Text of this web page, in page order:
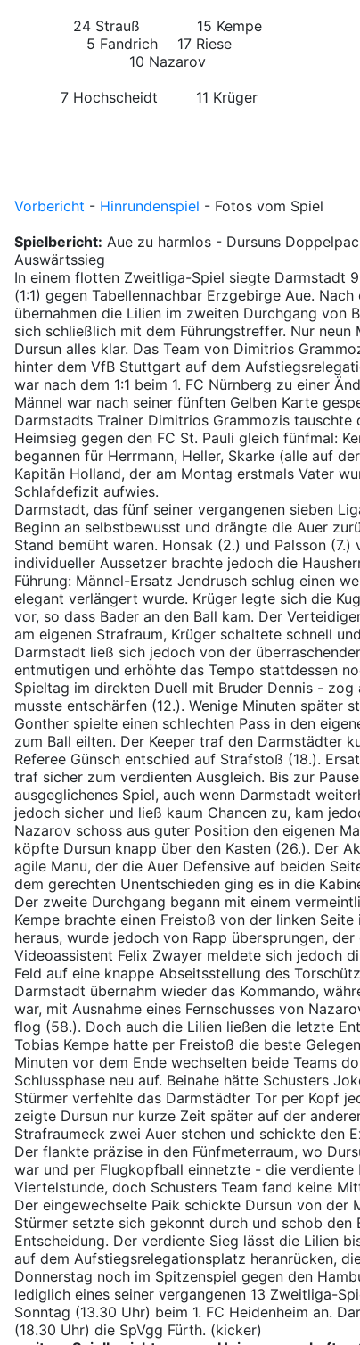
24 Strauß
15 Kempe
5 Fandrich
17 Riese
10 Nazarov
7 Hochscheidt
11 Krüger
Vorbericht - Hinrundenspiel - Fotos vom Spiel
Spielbericht: Aue zu harmlos - Dursuns
Auswärtssieg
In einem flotten Zweitliga-Spiel siegte Darmstadt
(1:1) gegen Tabellennachbar Erzgebirge Aue.
übernahmen die Lilien im zweiten Durchgang von
sich schließlich mit dem Führungstreffer. Nur
Dursun alles klar. Das Team von Dimitrios
hinter dem VfB Stuttgart auf dem
war nach dem 1:1 beim 1. FC Nürnberg zu einer
Männel war nach seiner fünften Gelben Karte
Darmstadts Trainer Dimitrios Grammozis
Heimsieg gegen den FC St. Pauli gleich fünfmal:
begannen für Herrmann, Heller, Skarke (alle auf
Kapitän Holland, der am Montag erstmals Vater
Schlafdefizit aufwies.
Darmstadt, das fünf seiner vergangenen sieben
Beginn an selbstbewusst und drängte die Auer
Stand bemüht waren. Honsak (2.) und Palsson
individueller Aussetzer brachte jedoch die
Führung: Männel-Ersatz Jendrusch schlug einen
elegant verlängert wurde. Krüger legte sich die
vor, so dass Bader an den Ball kam. Der
am eigenen Strafraum, Krüger schaltete schnell
Darmstadt ließ sich jedoch von der
entmutigen und erhöhte das Tempo stattdessen
Spieltag im direkten Duell mit Bruder Dennis -
musste entschärfen (12.). Wenige Minuten später
Gonther spielte einen schlechten Pass in den
zum Ball eilten. Der Keeper traf den Darmstädter
Referee Günsch entschied auf Strafstoß (18.).
traf sicher zum verdienten Ausgleich. Bis zur
ausgeglichenes Spiel, auch wenn Darmstadt
jedoch sicher und ließ kaum Chancen zu, kam
Nazarov schoss aus guter Position den eigenen
köpfte Dursun knapp über den Kasten (26.). Der
agile Manu, der die Auer Defensive auf beiden
dem gerechten Unentschieden ging es in die
Der zweite Durchgang begann mit einem
Kempe brachte einen Freistoß von der linken
heraus, wurde jedoch von Rapp übersprungen,
Videoassistent Felix Zwayer meldete sich jedoch
Feld auf eine knappe Abseitsstellung des
Darmstadt übernahm wieder das Kommando,
war, mit Ausnahme eines Fernschusses von
flog (58.). Doch auch die Lilien ließen die letzte
Tobias Kempe hatte per Freistoß die beste
Minuten vor dem Ende wechselten beide Teams
Schlussphase neu auf. Beinahe hätte Schusters
Stürmer verfehlte das Darmstädter Tor per Kopf
zeigte Dursun nur kurze Zeit später auf der
Strafraumeck zwei Auer stehen und schickte den
Der flankte präzise in den Fünfmeterraum, wo
war und per Flugkopfball einnetzte - die verdiente
Viertelstunde, doch Schusters Team fand keine
Der eingewechselte Paik schickte Dursun von der
Stürmer setzte sich gekonnt durch und schob den
Entscheidung. Der verdiente Sieg lässt die Lilien
auf dem Aufstiegsrelegationsplatz heranrücken,
Donnerstag noch im Spitzenspiel gegen den
lediglich eines seiner vergangenen 13 Zweitliga-
Sonntag (13.30 Uhr) beim 1. FC Heidenheim an.
(18.30 Uhr) die SpVgg Fürth. (kicker)